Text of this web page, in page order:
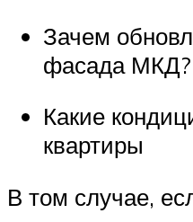
Зачем
фасада МКД?
Какие
квартиры
В том случае,